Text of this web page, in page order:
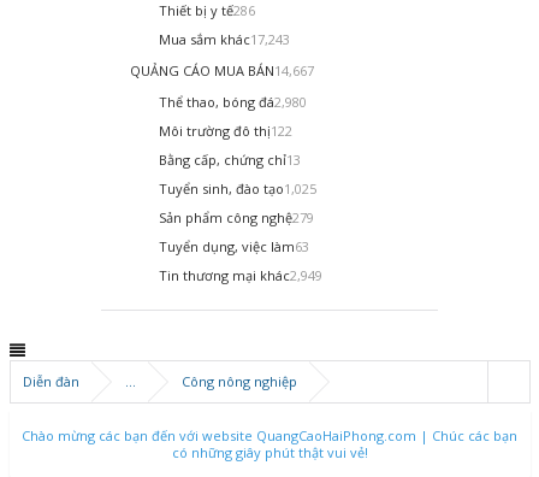
Thiết bị y tế286
Mua sắm khác17,243
QUẢNG CÁO MUA BÁN14,667
Thể thao, bóng đá2,980
Môi trường đô thị122
Bằng cấp, chứng chỉ13
Tuyển sinh, đào tạo1,025
Sản phẩm công nghệ279
Tuyển dụng, việc làm63
Tin thương mại khác2,949
Diễn đàn ... Công nông nghiệp
Chào mừng các bạn đến với website QuangCaoHaiPhong.com | Chúc các bạn
có những giây phút thật vui vẻ!